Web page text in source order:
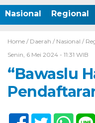
Nasional Regional
Home / Daerah / Nasional /
Senin, 6 Mei 2024 - 11:31 WIB
“Bawaslu